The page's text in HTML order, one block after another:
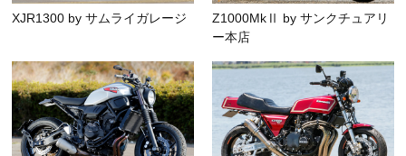
XJR1300 by サムライガレージ
Z1000MkⅡ by サンクチュアリ
ー本店